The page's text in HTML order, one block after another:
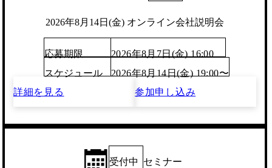
2026年8月14日(金) オンライン会社説明会
応募期限
2026年8月7日(金) 16:00
スケジュール
2026年8月14日(金) 19:00〜
詳細を見る
参加申し込み
受付中 セミナー